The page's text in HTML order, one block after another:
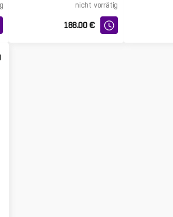
nicht vorrätig
188.00 €